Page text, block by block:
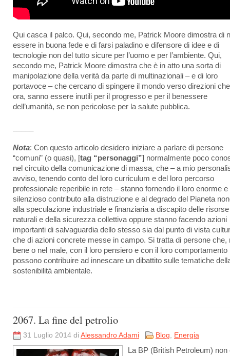
Qui casca il palco. Qui, secondo me, Patrick Moore dimostra di
essere in buona fede e di farsi paladino e difensore di idee e di
tecnologie non del tutto sicure per l’uomo e per l’ambiente. Qui,
secondo me, Patrick Moore dimostra che è in atto una sorta di
manipolazione della verità da parte di multinazionali – e di loro
portavoce – che cercano di spingere il mondo verso direzioni
ora, sanno essere inutili per il progresso e per il benessere
dell’umanità, se non pericolose per la salute pubblica.
Nota: Con questo articolo desidero iniziare a parlare di persone
“comuni” (o quasi), [tag “personaggi”] normalmente poco
nel circuito della comunicazione di massa, che – a mio
avviso, tenendo conto del loro curriculum e del loro percorso
professionale reperibile in rete – stanno fornendo il loro enorme e
silenzioso contributo alla distruzione e al degrado del Pianeta
alla speculazione industriale e finanziaria a discapito delle risorse
naturali e della sicurezza collettiva oppure stanno facendo azioni
importanti di salvaguardia dello stesso sia dal punto di vista
che di azioni concrete messe in campo. Si tratta di persone che,
bene o nel male, con il loro pensiero e con il loro comportamento
possono contribuire ad innescare un dibattito sulle tematiche
sostenibilità ambientale.
2067. La fine del petrolio
31 Luglio 2014 di Alessandro Adami Blog, Energia
La BP (British Petroleum) non